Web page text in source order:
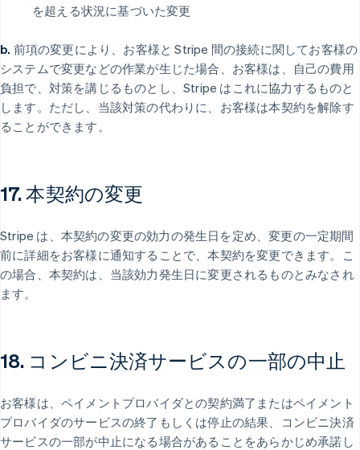
を超える状況に基づいた変更
b. 前項の変更により、お客様と Stripe 間の接続に関してお客様の
システムで変更などの作業が生じた場合、お客様は、自己の費用
負担で、対策を講じるものとし、Stripe はこれに協力するものと
します。ただし、当該対策の代わりに、お客様は本契約を解除す
ることができます。
17. 本契約の変更
Stripe は、本契約の変更の効力の発生日を定め、変更の一定期間
前に詳細をお客様に通知することで、本契約を変更できます。こ
の場合、本契約は、当該効力発生日に変更されるものとみなされ
ます。
18. コンビニ決済サービスの一部の中止
お客様は、ペイメントプロバイダとの契約満了またはペイメント
プロバイダのサービスの終了もしくは停止の結果、コンビニ決済
サービスの一部が中止になる場合があることをあらかじめ承諾し